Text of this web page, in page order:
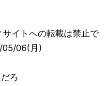
イトへの転載は禁止で
05/06(月)
ろ